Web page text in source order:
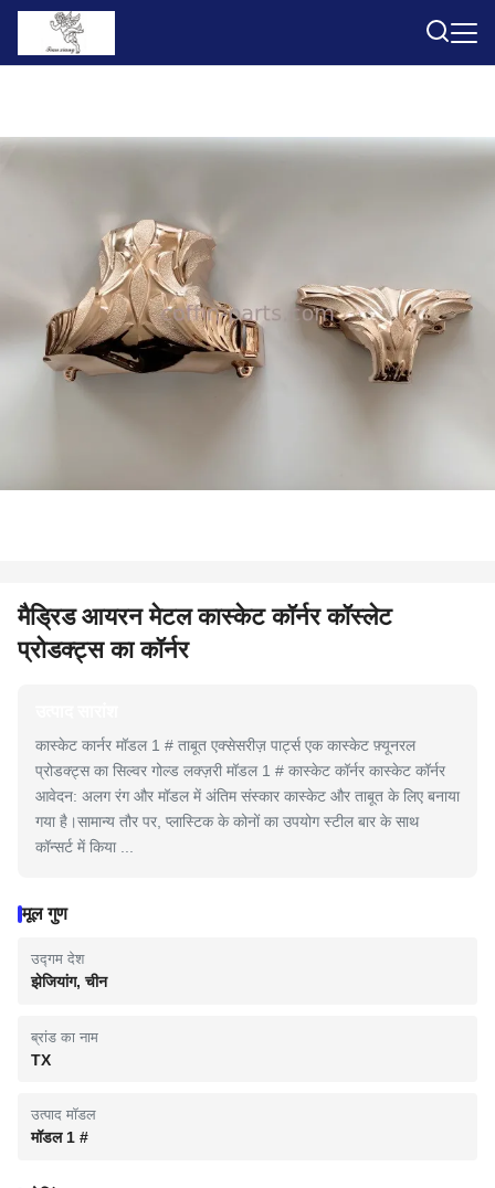
मैड्रिड आयरन मेटल कास्केट कॉर्नर कॉस्लेट
प्रोडक्ट्स का कॉर्नर
कास्केट कार्नर मॉडल 1 # ताबूत एक्सेसरीज़ पार्ट्स एक कास्केट फ़्यूनरल
प्रोडक्ट्स का सिल्वर गोल्ड लक्ज़री मॉडल 1 # कास्केट कॉर्नर कास्केट कॉर्नर
आवेदन: अलग रंग और मॉडल में अंतिम संस्कार कास्केट और ताबूत के लिए बनाया
गया है।सामान्य तौर पर, प्लास्टिक के कोनों का उपयोग स्टील बार के साथ
कॉन्सर्ट में किया ...
मूल गुण
उद्गम देश
झेजियांग, चीन
ब्रांड का नाम
TX
उत्पाद मॉडल
मॉडल 1 #